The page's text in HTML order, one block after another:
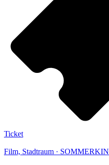
Ticket
Film, Stadtraum ·